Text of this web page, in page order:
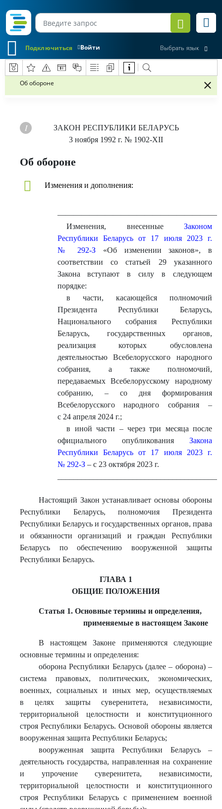
Войти
Подключиться Выбрать язык
Об обороне
ЗАКОН РЕСПУБЛИКИ БЕЛАРУСЬ
3 ноября 1992 г. № 1902-XІІ
Об обороне
Изменения и дополнения:
Изменения, внесенные Законом
Республики Беларусь от 17 июля 2023 г.
№ 292-З «Об изменении законов», в
соответствии со статьей 29 указанного
Закона вступают в силу в следующем
порядке:
в части, касающейся полномочий
Президента Республики Беларусь,
Национального собрания Республики
Беларусь, государственных органов,
реализация которых обусловлена
деятельностью Всебелорусского народного
собрания, а также полномочий,
передаваемых Всебелорусскому народному
собранию, – со дня формирования
Всебелорусского народного собрания –
с 24 апреля 2024 г.;
в иной части – через три месяца после
официального опубликования Закона
Республики Беларусь от 17 июля 2023 г.
№ 292-З– с 23 октября 2023 г.
Настоящий Закон устанавливает основы обороны
Республики Беларусь, полномочия Президента
Республики Беларусь и государственных органов, права
и обязанности организаций и граждан Республики
Беларусь по обеспечению вооруженной защиты
Республики Беларусь.
ГЛАВА 1
ОБЩИЕ ПОЛОЖЕНИЯ
Статья 1. Основные термины и определения,
применяемые в настоящем Законе
В настоящем Законе применяются следующие
основные термины и определения:
оборона Республики Беларусь (далее – оборона) –
система правовых, политических, экономических,
военных, социальных и иных мер, осуществляемых
в целях защиты суверенитета, независимости,
территориальной целостности и конституционного
строя Республики Беларусь. Основой обороны является
вооруженная защита Республики Беларусь;
вооруженная защита Республики Беларусь –
деятельность государства, направленная на сохранение
и упрочение суверенитета, независимости,
территориальной целостности и конституционного
строя Республики Беларусь с применением военной